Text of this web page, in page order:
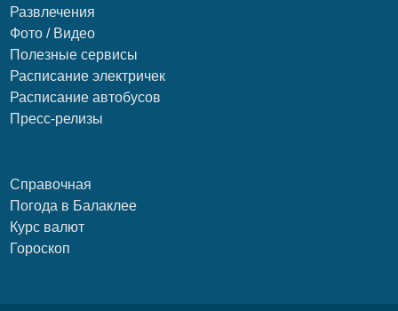
Развлечения
Фото / Видео
Полезные сервисы
Расписание электричек
Расписание автобусов
Пресс-релизы
Справочная
Погода в Балаклее
Курс валют
Гороскоп